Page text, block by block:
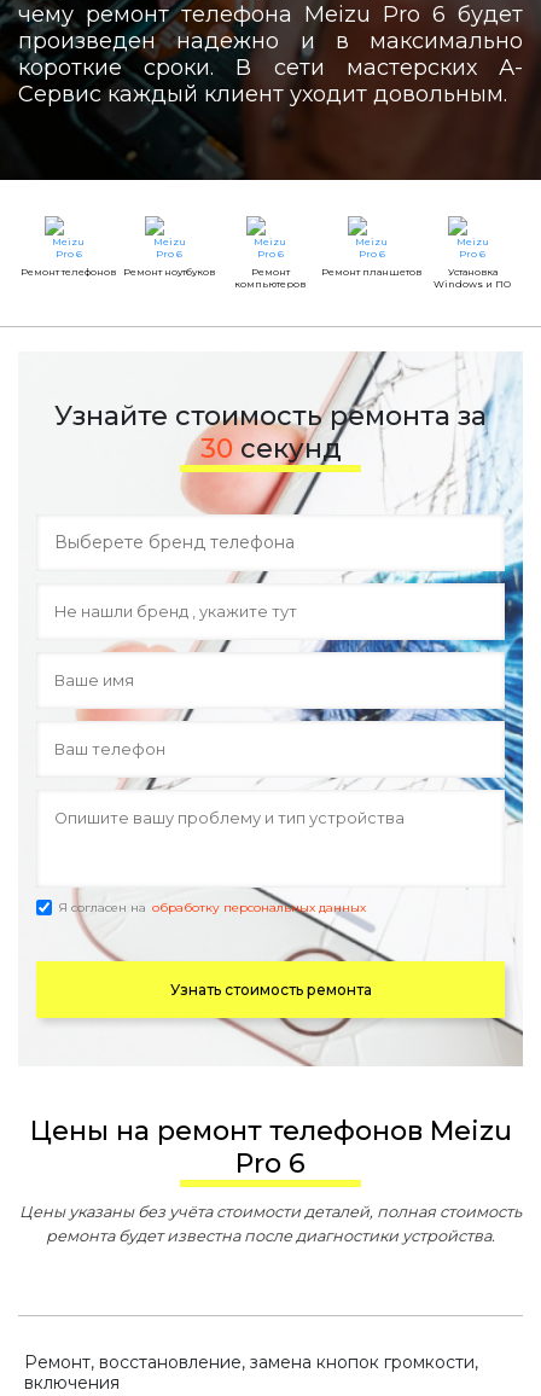
чему ремонт телефона Meizu Pro 6 будет
произведен надежно и в максимально
короткие сроки. В сети мастерских А-
Сервис каждый клиент уходит довольным.
Ремонт телефонов Ремонт ноутбуков
Ремонт
компьютеров
Ремонт планшетов
Установка
Windows и ПО
Узнайте стоимость ремонта за
30 секунд
Я согласен на обработку персональных данных
Узнать стоимость ремонта
Цены на ремонт телефонов Meizu
Pro 6
Цены указаны без учёта стоимости деталей, полная стоимость
ремонта будет известна после диагностики устройства.
Ремонт, восстановление, замена кнопок громкости,
включения